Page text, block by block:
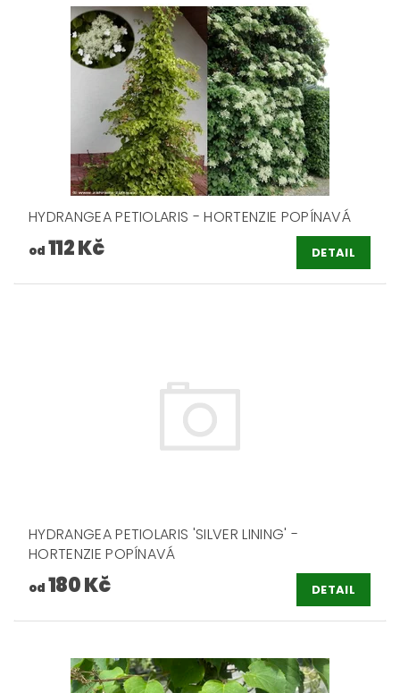
HYDRANGEA PETIOLARIS - HORTENZIE POPÍNAVÁ
od 112 Kč DETAIL
HYDRANGEA PETIOLARIS 'SILVER LINING' -
HORTENZIE POPÍNAVÁ
od 180 Kč DETAIL